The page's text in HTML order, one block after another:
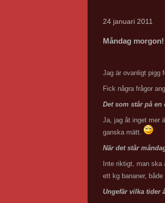
24 januari 2011
Måndag morgon!
Jag är ovanligt pigg
Fick några frågor
Det som står på en
Ja, jag åt inget mer
ganska mätt.
När det står
Inte riktigt, man
ett kg bananer,
Ungefär vilka tider